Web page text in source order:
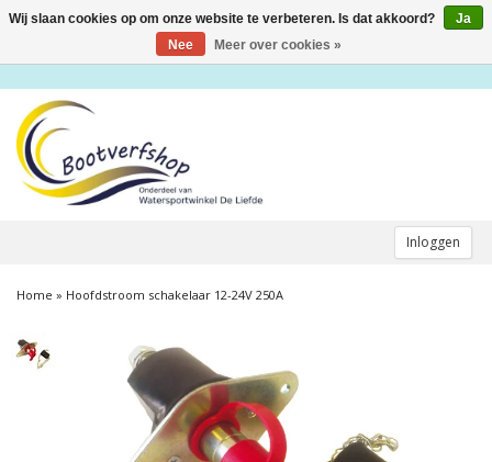
Inloggen
Toggle
Home » Hoofdstroom schakelaar 12-24V 250A
Wij slaan cookies op om onze website te verbeteren. Is dat akkoord?
Ja
Nee
Meer over cookies »